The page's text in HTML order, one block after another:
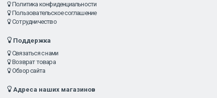
Политика конфиденциальности
Пользовательское соглашение
Сотрудничество
Поддержка
Связаться с нами
Возврат товара
Обзор сайта
Адреса наших магазинов